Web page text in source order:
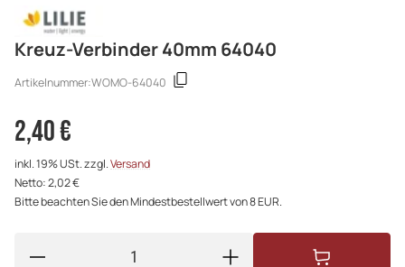
Kreuz-Verbinder 40mm 64040
Artikelnummer:WOMO-64040
2,40 €
inkl. 19% USt. zzgl.Versand
Netto: 2,02 €
Bitte beachten Sie den Mindestbestellwert von 8 EUR.